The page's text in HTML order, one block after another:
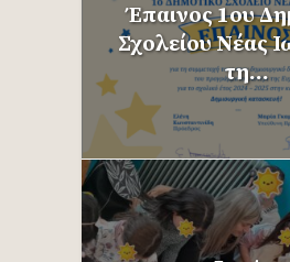
Έπαινος 1ου
Σχολείου Νέας
τη...